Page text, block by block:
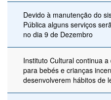
Devido à manutenção do
Pública alguns serviços
no dia 9 de Dezembro
Instituto Cultural continua
para bebés e crianças
desenvolverem hábitos de